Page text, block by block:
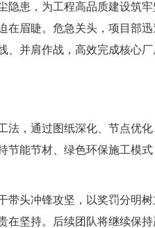
隐患，为工程高品质建设筑
在眉睫。危急关头， 项目部迅
、并肩作战，高效完成核心
法，通过图纸深化、节点优
节能节材、绿色环保施工模
头冲锋攻坚，以奖罚分明树
在坚持。后续团队将继续保